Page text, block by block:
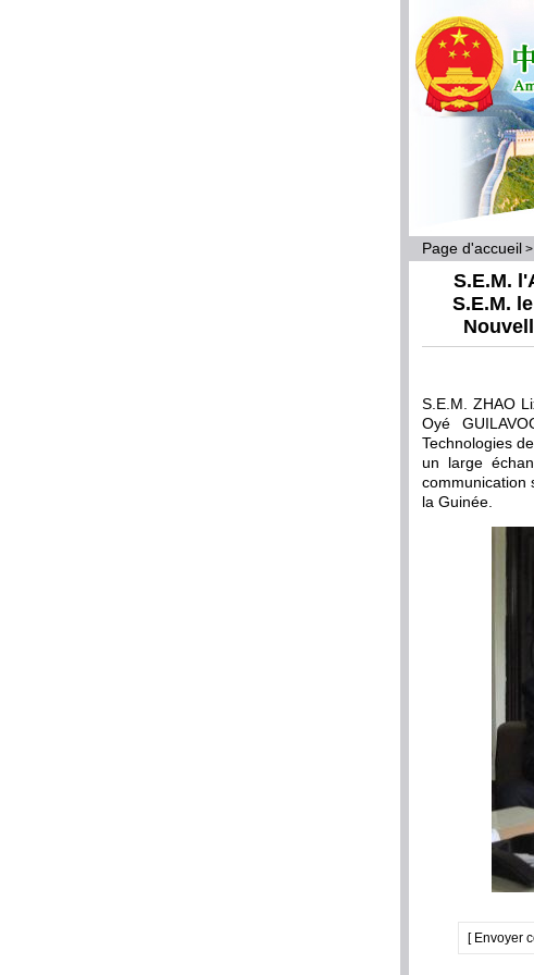
Page d'accueil >
S.E.M.
S.E.M.
S.E.M. ZHAO
Oyé
Technologies
un large
communication
la Guinée.
[ Envoyer